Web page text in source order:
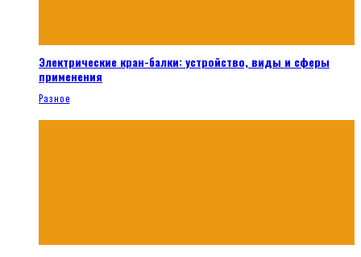
Электрические кран-балки: устройство, виды и сферы
применения
Разное